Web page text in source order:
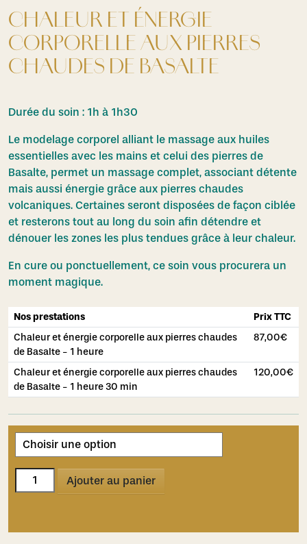
CHALEUR ET ÉNERGIE
CORPORELLE AUX PIERRES
CHAUDES DE BASALTE
Durée du soin : 1h à 1h30
Le modelage corporel alliant le massage aux huiles
essentielles avec les mains et celui des pierres de
Basalte, permet un massage complet, associant détente
mais aussi énergie grâce aux pierres chaudes
volcaniques. Certaines seront disposées de façon ciblée
et resterons tout au long du soin afin détendre et
dénouer les zones les plus tendues grâce à leur chaleur.
En cure ou ponctuellement, ce soin vous procurera un
moment magique.
Nos prestations
Prix TTC
Chaleur et énergie corporelle aux pierres chaudes
de Basalte - 1 heure
87,00€
Chaleur et énergie corporelle aux pierres chaudes
de Basalte - 1 heure 30 min
120,00€
quantité
de
Ajouter au panier